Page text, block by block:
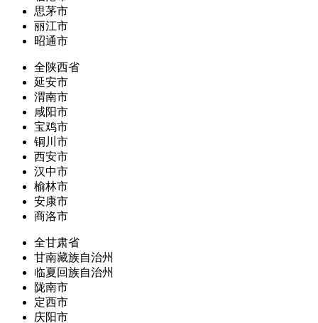
思茅市
丽江市
昭通市
全陕西省
延安市
渭南市
咸阳市
宝鸡市
铜川市
西安市
汉中市
榆林市
安康市
商洛市
全甘肃省
甘南藏族自治州
临夏回族自治州
陇南市
定西市
庆阳市